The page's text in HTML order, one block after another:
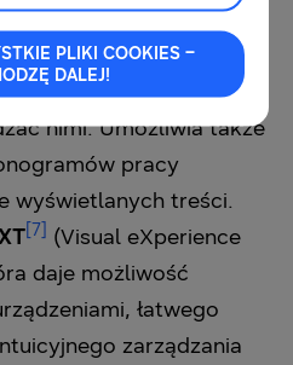
mobilnych z systemami
Samsung E-Paper
bezproblemowo
nimi. Umożliwia także
pracy
wyświetlanych treści.
[7]
(Visual eXperience
daje możliwość
łatwego
zarządzania
PLIKI COOKIES –
DALEJ!